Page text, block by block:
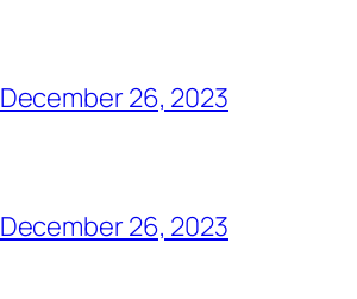
December 26, 2023
December 26, 2023